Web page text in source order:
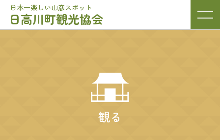
日本一楽しい山彦スポット
日高川町観光協会
観る